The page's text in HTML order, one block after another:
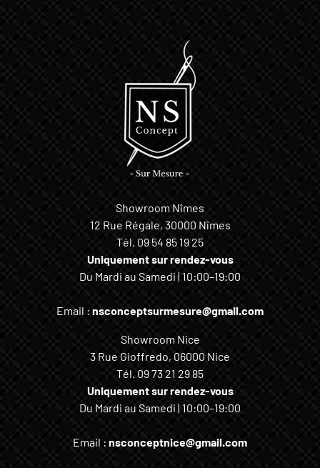
Showroom Nîmes
12 Rue Régale, 30000 Nîmes
Tél. 09 54 85 19 25
Uniquement sur rendez-vous
Du Mardi au Samedi | 10:00–19:00
Email : nsconceptsurmesure@gmail.com
Showroom Nice
3 Rue Gioffredo, 06000 Nice
Tél. 09 73 21 29 85
Uniquement sur rendez-vous
Du Mardi au Samedi | 10:00–19:00
Email : nsconceptnice@gmail.com